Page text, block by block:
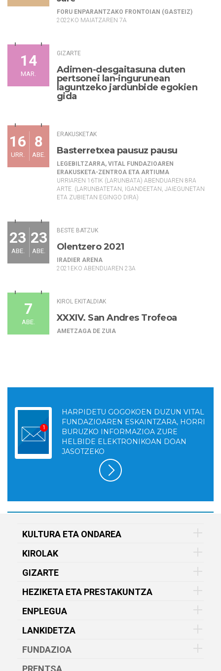
FORU ENPARANTZAKO FRONTOIAN (GASTEIZ)
2022KO MAIATZAREN 7A
14
MAR.
GIZARTE
Adimen-desgaitasuna duten
pertsonei lan-ingurunean
laguntzeko jardunbide egokien
gida
16
URR.
8
ABE.
ERAKUSKETAK
Basterretxea pausuz pausu
LEGEBILTZARRA, VITAL FUNDAZIOAREN
ERAKUSKETA-ZENTROA ETA ARTIUMA
URRIAREN 16TIK (LARUNBATA) ABENDUAREN 8RA
ARTE. (LARUNBATETAN, IGANDEETAN, JAIEGUNETAN
ETA ZUBIETAN EGINGO DIRA)
23
ABE.
23
ABE.
BESTE BATZUK
Olentzero 2021
IRADIER ARENA
2021EKO ABENDUAREN 23A
7
ABE.
KIROL EKITALDIAK
XXXIV. San Andres Trofeoa
AMETZAGA DE ZUIA
HARPIDETU GOGOKOEN DUZUN VITAL
FUNDAZIOAREN ESKAINTZARA, HORRI
BURUZKO INFORMAZIOA ZURE
HELBIDE ELEKTRONIKOAN DOAN
JASOTZEKO
KULTURA ETA ONDAREA
KIROLAK
GIZARTE
HEZIKETA ETA PRESTAKUNTZA
ENPLEGUA
LANKIDETZA
FUNDAZIOA
PRENTSA